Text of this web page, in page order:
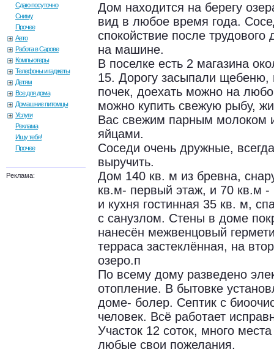
Сдаю посуточно
Сниму
Прочее
Авто
Работа в Сарове
Компьютеры
Телефоны и гаджеты
Детям
Все для дома
Домашние питомцы
Услуги
Реклама
Ищу тебя!
Прочее
Реклама:
Дом находится на берегу
вид в любое время года.
спокойствие после
на машине.
В поселке есть 2 магазина
15. Дорогу засыпали щебеню,
почек, доехать можно на
можно купить свежую рыбу,
Вас свежим парным молоком
яйцами.
Соседи очень дружные,
выручить.
Дом 140 кв. м из бревна,
кв.м- первый этаж, и 70 кв.м
и кухня гостинная 35 кв. м,
с санузлом. Стены в доме
нанесён межвенцовый
терраса застеклённая, на
озеро.п
По всему дому разведено
отопление. В бытовке
доме- болер. Септик с
человек. Всё работает
Участок 12 соток, много
любые свои пожелания.